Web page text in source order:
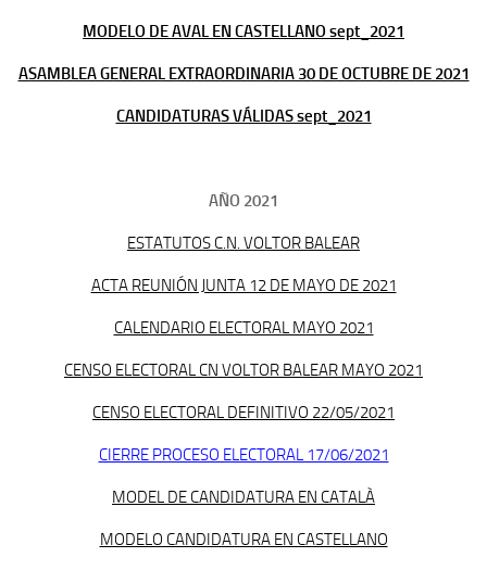
MODELO DE AVAL EN CASTELLANO sept_2021
ASAMBLEA GENERAL EXTRAORDINARIA 30 DE OCTUBRE DE 2021
CANDIDATURAS VÁLIDAS sept_2021
AÑO 2021
ESTATUTOS C.N. VOLTOR BALEAR
ACTA REUNIÓN JUNTA 12 DE MAYO DE 2021
CALENDARIO ELECTORAL MAYO 2021
CENSO ELECTORAL CN VOLTOR BALEAR MAYO 2021
CENSO ELECTORAL DEFINITIVO 22/05/2021
CIERRE PROCESO ELECTORAL 17/06/2021
MODEL DE CANDIDATURA EN CATALÀ
MODELO CANDIDATURA EN CASTELLANO